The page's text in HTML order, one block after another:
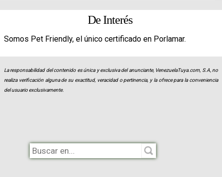
De Interés
Somos Pet Friendly, el único certificado en Porlamar.
La responsabilidad del contenido es única y exclusiva del anunciante, VenezuelaTuya.com, S.A, no
realiza verificación alguna de su exactitud, veracidad o pertinencia, y la ofrece para la conveniencia
del usuario exclusivamente.